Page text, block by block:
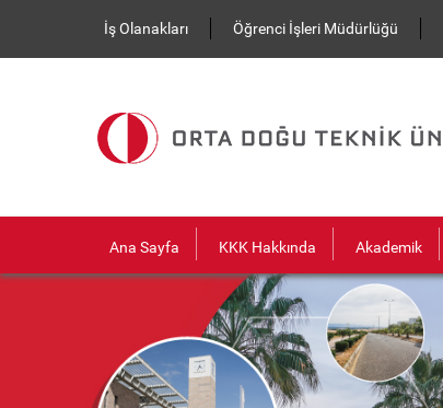
İş Olanakları
Öğrenci İşleri Müdürlüğü
Ana Sayfa KKK Hakkında Akademik